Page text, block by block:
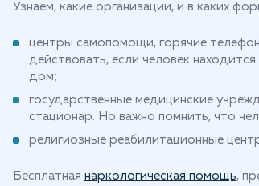
Узнаем, какие организации, и в каких
центры самопомощи, горячие
действовать, если человек
дом;
государственные медицинские
стационар. Но важно помнить, что
религиозные реабилитационные
Бесплатная наркологическая помощь,